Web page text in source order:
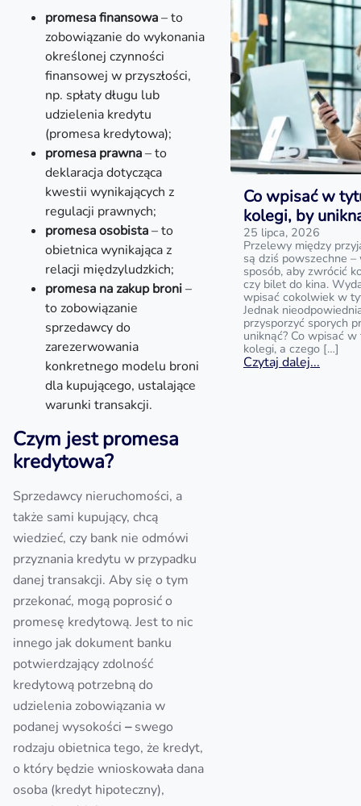
promesa finansowa– to
zobowiązanie do wykonania
określonej czynności
finansowej w przyszłości,
np. spłaty długu lub
udzielenia kredytu
(promesa kredytowa);
promesa prawna– to
deklaracja dotycząca
kwestii wynikających z
regulacji prawnych;
promesa osobista– to
obietnica wynikająca z
relacji międzyludzkich;
promesa na zakup broni–
to zobowiązanie
sprzedawcy do
zarezerwowania
konkretnego modelu broni
dla kupującego, ustalające
warunki transakcji.
Czym jest promesa
kredytowa?
Sprzedawcy nieruchomości, a
także sami kupujący, chcą
wiedzieć, czy bank nie odmówi
przyznania kredytu w przypadku
danej transakcji. Aby się o tym
przekonać, mogą poprosić o
promesę kredytową. Jest to nic
innego jak dokument banku
potwierdzający zdolność
kredytową potrzebną do
udzielenia zobowiązania w
podanej wysokości –swego
rodzaju obietnica tego, że kredyt,
o który będzie wnioskowała dana
osoba (kredyt hipoteczny),
Co wpisać w
kolegi, by
25 lipca, 2026
Przelewy między
są dziś powszechne
sposób, aby zwrócić
czy bilet do kina.
wpisać cokolwiek w
Jednak
przysporzyć sporych
uniknąć? Co wpisać
kolegi, a czego […]
Czytaj dalej...